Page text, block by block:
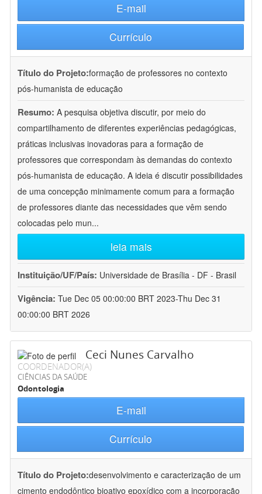
E-mail
Currículo
Título do Projeto:formação de professores no contexto
pós-humanista de educação
Resumo: A pesquisa objetiva discutir, por meio do
compartilhamento de diferentes experiências pedagógicas,
práticas inclusivas inovadoras para a formação de
professores que correspondam às demandas do contexto
pós-humanista de educação. A ideia é discutir possibilidades
de uma concepção minimamente comum para a formação
de professores diante das necessidades que vêm sendo
colocadas pelo mun...
leia mais
Instituição/UF/País: Universidade de Brasília - DF - Brasil
Vigência: Tue Dec 05 00:00:00 BRT 2023-Thu Dec 31
00:00:00 BRT 2026
Ceci Nunes Carvalho
COORDENADOR(A)
CIÊNCIAS DA SAÚDE
Odontologia
E-mail
Currículo
Título do Projeto:desenvolvimento e caracterização de um
cimento endodôntico bioativo epoxídico com a incorporação